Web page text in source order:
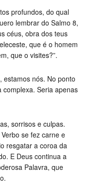
profundos, do qual
lembrar do Salmo 8,
céus, obra dos teus
que é o homem
que o visites?”.
estamos nós. No ponto
Seria apenas
sorrisos e culpas.
se fez carne e
resgatar a coroa da
E Deus continua a
Palavra, que